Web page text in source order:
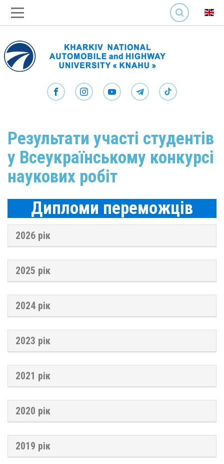
SEARCH
Результати участі студентів
у Всеукраїнському конкурсі
наукових робіт
Дипломи переможців
2026 рік
2025 рік
2024 рік
2023 рік
2021 рік
2020 рік
2019 рік